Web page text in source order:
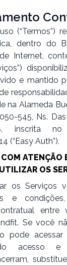
(“Termos”)
dentro do
Internet,
e mantido
na Alameda
545, Ns.
inscrita
(“Easy Auth”).
COM
OS
os Serviços
e
Se você
pode
acesso